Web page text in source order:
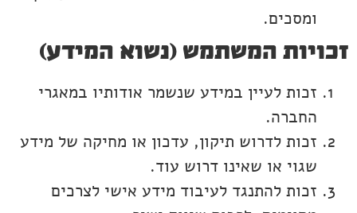
ומסכים.
זכויות המשתמש (נשוא המידע)
זכות לעיין במידע שנשמר אודותיו במאגרי
החברה.
זכות לדרוש תיקון, עדכון או מחיקה של מידע
שגוי או שאינו דרוש עוד.
זכות להתנגד לעיבוד מידע אישי לצרכים